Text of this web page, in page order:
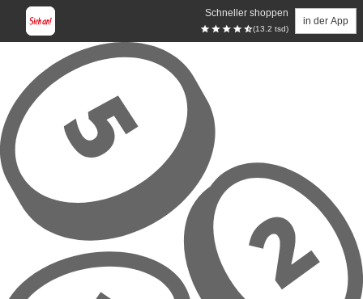
Schneller shoppen
(13.2 tsd)
in der App
Zum Hauptinhalt springen